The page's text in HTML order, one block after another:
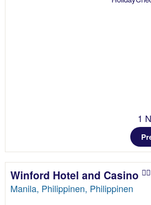
1
Winford Hotel and Casino
Manila, Philippinen, Philippinen